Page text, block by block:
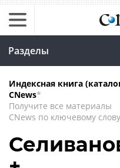
Разделы
Индексная книга
CNews*
Получите все материалы
CNews по ключевому слову